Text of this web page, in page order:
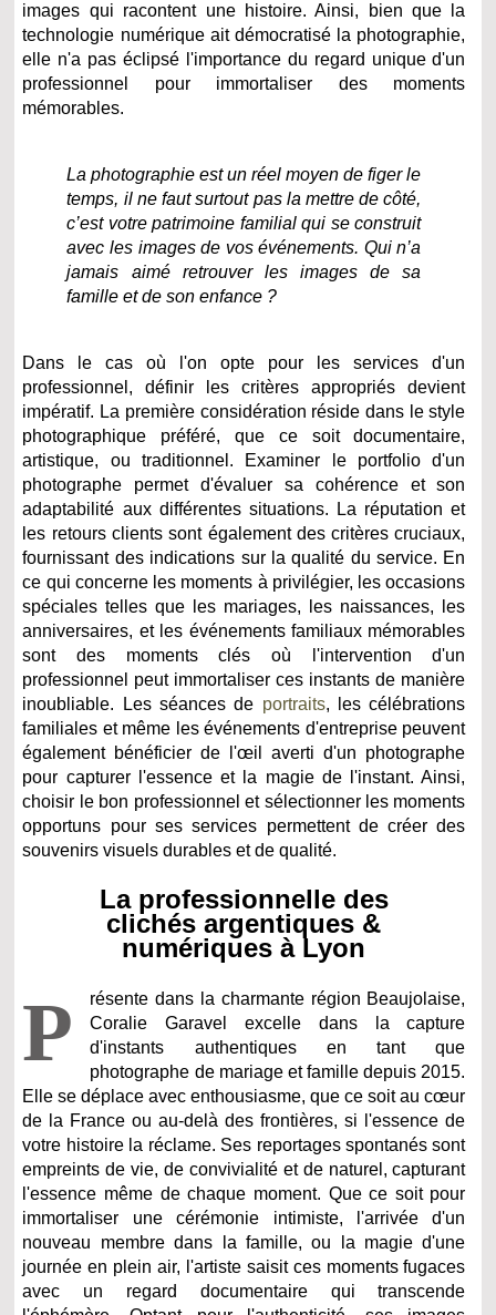
images qui racontent une histoire. Ainsi, bien que la
technologie numérique ait démocratisé la photographie,
elle n'a pas éclipsé l'importance du regard unique d'un
professionnel pour immortaliser des moments
mémorables.
La photographie est un réel moyen de figer le
temps, il ne faut surtout pas la mettre de côté,
c’est votre patrimoine familial qui se construit
avec les images de vos événements. Qui n’a
jamais aimé retrouver les images de sa
famille et de son enfance ?
Dans le cas où l'on opte pour les services d'un
professionnel, définir les critères appropriés devient
impératif. La première considération réside dans le style
photographique préféré, que ce soit documentaire,
artistique, ou traditionnel. Examiner le portfolio d'un
photographe permet d'évaluer sa cohérence et son
adaptabilité aux différentes situations. La réputation et
les retours clients sont également des critères cruciaux,
fournissant des indications sur la qualité du service. En
ce qui concerne les moments à privilégier, les occasions
spéciales telles que les mariages, les naissances, les
anniversaires, et les événements familiaux mémorables
sont des moments clés où l'intervention d'un
professionnel peut immortaliser ces instants de manière
inoubliable. Les séances de portraits, les célébrations
familiales et même les événements d'entreprise peuvent
également bénéficier de l'œil averti d'un photographe
pour capturer l'essence et la magie de l'instant. Ainsi,
choisir le bon professionnel et sélectionner les moments
opportuns pour ses services permettent de créer des
souvenirs visuels durables et de qualité.
La professionnelle des
clichés argentiques &
numériques à Lyon
P
résente dans la charmante région Beaujolaise,
Coralie Garavel excelle dans la capture
d'instants authentiques en tant que
photographe de mariage et famille depuis 2015.
Elle se déplace avec enthousiasme, que ce soit au cœur
de la France ou au-delà des frontières, si l'essence de
votre histoire la réclame. Ses reportages spontanés sont
empreints de vie, de convivialité et de naturel, capturant
l'essence même de chaque moment. Que ce soit pour
immortaliser une cérémonie intimiste, l'arrivée d'un
nouveau membre dans la famille, ou la magie d'une
journée en plein air, l'artiste saisit ces moments fugaces
avec un regard documentaire qui transcende